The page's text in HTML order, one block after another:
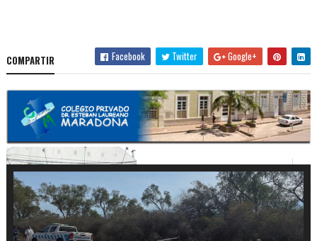
COMPARTIR Facebook Twitter Google+